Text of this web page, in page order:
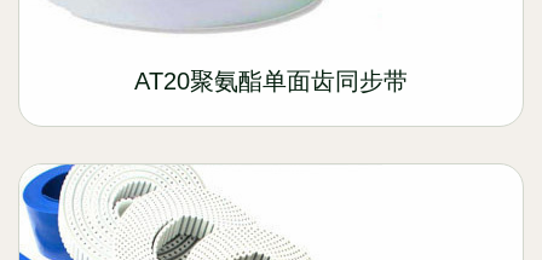
AT20聚氨酯单面齿同步带